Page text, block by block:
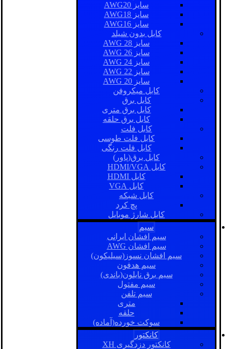
سایز AWG20
سایز AWG18
سایز AWG16
کابل بدون شیلد
سایز AWG 28
سایز AWG 26
سایز AWG 24
سایز AWG 22
سایز AWG 20
کابل میکروفن
کابل برق
کابل برق متری
کابل برق حلقه
کابل فلت
کابل فلت طوسی
کابل فلت رنگی
کابل برق(پاور)
کابل HDMI/VGA
کابل HDMI
کابل VGA
کابل شبکه
پچ کرد
کابل شارژ موبایل
سیم
سیم افشان ایرانی
سیم افشان AWG
سیم افشان نسوز(سیلیکون)
سیم هدفون
سیم برق نایلون(باندی)
سیم مفتول
سیم تلفن
متری
حلقه
سوکت خورده(آماده)
کانکتور
کانکتور دزدگیری XH